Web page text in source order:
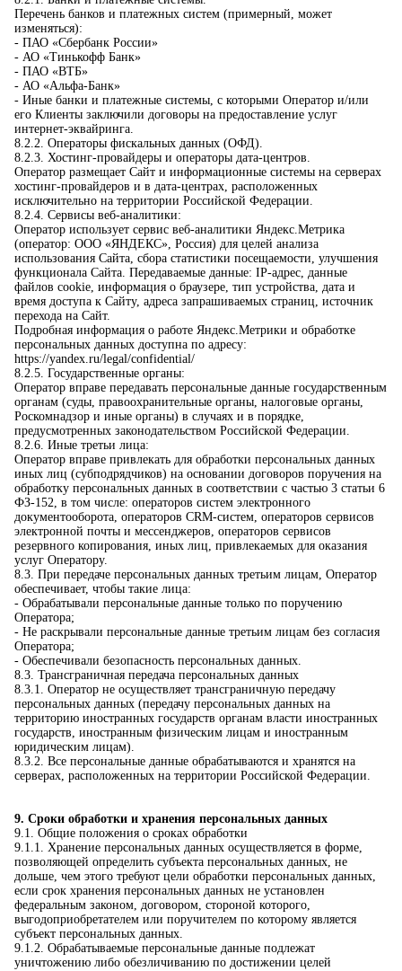
Перечень банков и платежных систем (примерный, может
изменяться):
- ПАО «Сбербанк России»
- АО «Тинькофф Банк»
- ПАО «ВТБ»
- АО «Альфа-Банк»
- Иные банки и платежные системы, с которыми Оператор и/или
его Клиенты заключили договоры на предоставление услуг
интернет-эквайринга.
8.2.2. Операторы фискальных данных (ОФД).
8.2.3. Хостинг-провайдеры и операторы дата-центров.
Оператор размещает Сайт и информационные системы на серверах
хостинг-провайдеров и в дата-центрах, расположенных
исключительно на территории Российской Федерации.
8.2.4. Сервисы веб-аналитики:
Оператор использует сервис веб-аналитики Яндекс.Метрика
(оператор: ООО «ЯНДЕКС», Россия) для целей анализа
использования Сайта, сбора статистики посещаемости, улучшения
функционала Сайта. Передаваемые данные: IP-адрес, данные
файлов cookie, информация о браузере, тип устройства, дата и
время доступа к Сайту, адреса запрашиваемых страниц, источник
перехода на Сайт.
Подробная информация о работе Яндекс.Метрики и обработке
персональных данных доступна по адресу:
https://yandex.ru/legal/confidential/
8.2.5. Государственные органы:
Оператор вправе передавать персональные данные государственным
органам (суды, правоохранительные органы, налоговые органы,
Роскомнадзор и иные органы) в случаях и в порядке,
предусмотренных законодательством Российской Федерации.
8.2.6. Иные третьи лица:
Оператор вправе привлекать для обработки персональных данных
иных лиц (субподрядчиков) на основании договоров поручения на
обработку персональных данных в соответствии с частью 3 статьи 6
ФЗ-152, в том числе: операторов систем электронного
документооборота, операторов CRM-систем, операторов сервисов
электронной почты и мессенджеров, операторов сервисов
резервного копирования, иных лиц, привлекаемых для оказания
услуг Оператору.
8.3. При передаче персональных данных третьим лицам, Оператор
обеспечивает, чтобы такие лица:
- Обрабатывали персональные данные только по поручению
Оператора;
- Не раскрывали персональные данные третьим лицам без согласия
Оператора;
- Обеспечивали безопасность персональных данных.
8.3. Трансграничная передача персональных данных
8.3.1. Оператор не осуществляет трансграничную передачу
персональных данных (передачу персональных данных на
территорию иностранных государств органам власти иностранных
государств, иностранным физическим лицам и иностранным
юридическим лицам).
8.3.2. Все персональные данные обрабатываются и хранятся на
серверах, расположенных на территории Российской Федерации.
9. Сроки обработки и хранения персональных данных
9.1. Общие положения о сроках обработки
9.1.1. Хранение персональных данных осуществляется в форме,
позволяющей определить субъекта персональных данных, не
дольше, чем этого требуют цели обработки персональных данных,
если срок хранения персональных данных не установлен
федеральным законом, договором, стороной которого,
выгодоприобретателем или поручителем по которому является
субъект персональных данных.
9.1.2. Обрабатываемые персональные данные подлежат
уничтожению либо обезличиванию по достижении целей